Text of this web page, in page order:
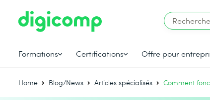
Formations Certifications Offre pour
Home Blog/News Articles spécialisés Comment